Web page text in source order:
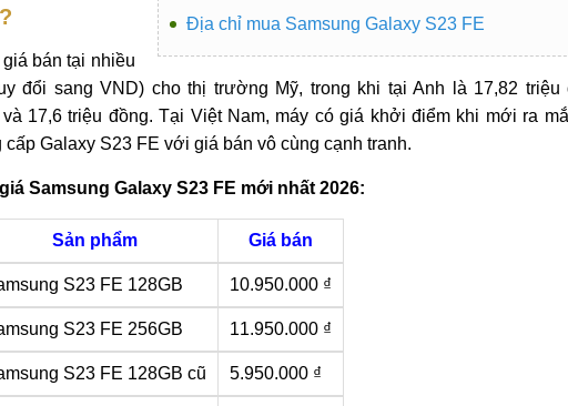
Địa chỉ mua Samsung Galaxy S23 FE
bán tại nhiều
đổi sang VND) cho thị trường Mỹ, trong khi tại Anh là 17,82 triệu
17,6 triệu đồng. Tại Việt Nam, máy có giá khởi điểm khi mới ra
Galaxy S23 FE với giá bán vô cùng cạnh tranh.
Samsung Galaxy S23 FE mới nhất 2026:
Sản phẩm Giá bán
S23 FE 128GB 10.950.000 ₫
S23 FE 256GB 11.950.000 ₫
S23 FE 128GB cũ 5.950.000 ₫